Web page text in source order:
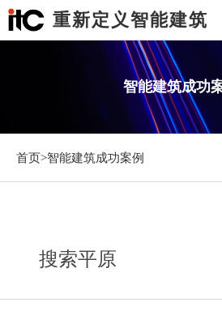
重新定义智能建筑
智能建筑成功
首页>智能建筑成功案例
搜索平原